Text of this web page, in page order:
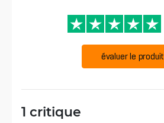
évaluer le produit
1 critique